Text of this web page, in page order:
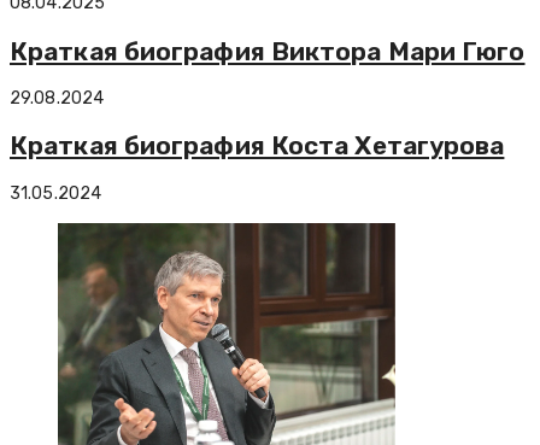
Краткая биография Виктора Мари Гюго
29.08.2024
Краткая биография Коста Хетагурова
31.05.2024